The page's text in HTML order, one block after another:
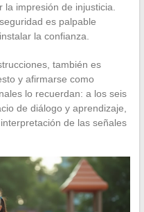
impresión de injusticia.
es palpable
la confianza.
también es
y afirmarse como
lo recuerdan: a los seis
de diálogo y aprendizaje,
de las señales